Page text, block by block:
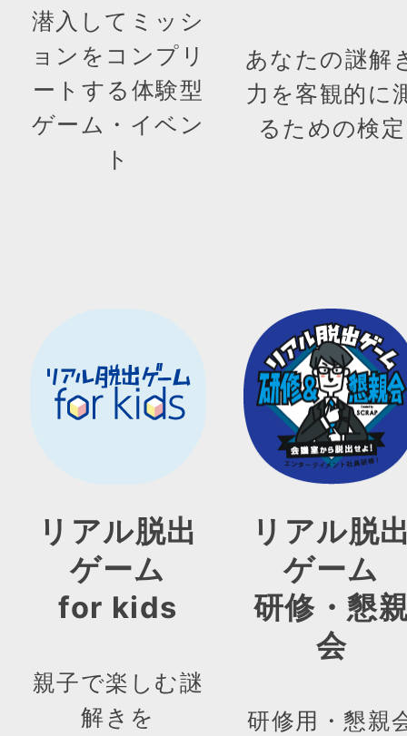
潜入してミッシ
ョンをコンプリ
ートする体験型
ゲーム・イベン
ト
あなたの謎解
力を客観的に
るための検定
リアル脱出
ゲーム
for kids
親子で楽しむ謎
解きを
リアル脱
ゲーム
研修・懇
会
研修用・懇親